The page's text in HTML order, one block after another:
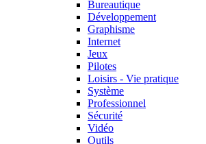
Bureautique
Développement
Graphisme
Internet
Jeux
Pilotes
Loisirs - Vie pratique
Système
Professionnel
Sécurité
Vidéo
Outils